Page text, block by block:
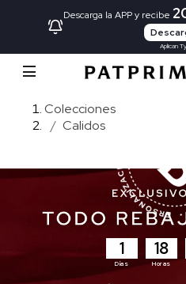
Descarga la APP y recibe
Aplican
Colecciones
Calidos
1
Días
18
Horas